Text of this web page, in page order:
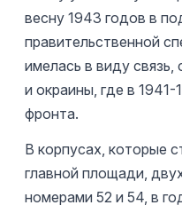
весну 1943 годов в
правительственной
имелась в виду
и окраины, где в 1941-
фронта.
В корпусах, которые
главной площади,
номерами 52 и 54, в